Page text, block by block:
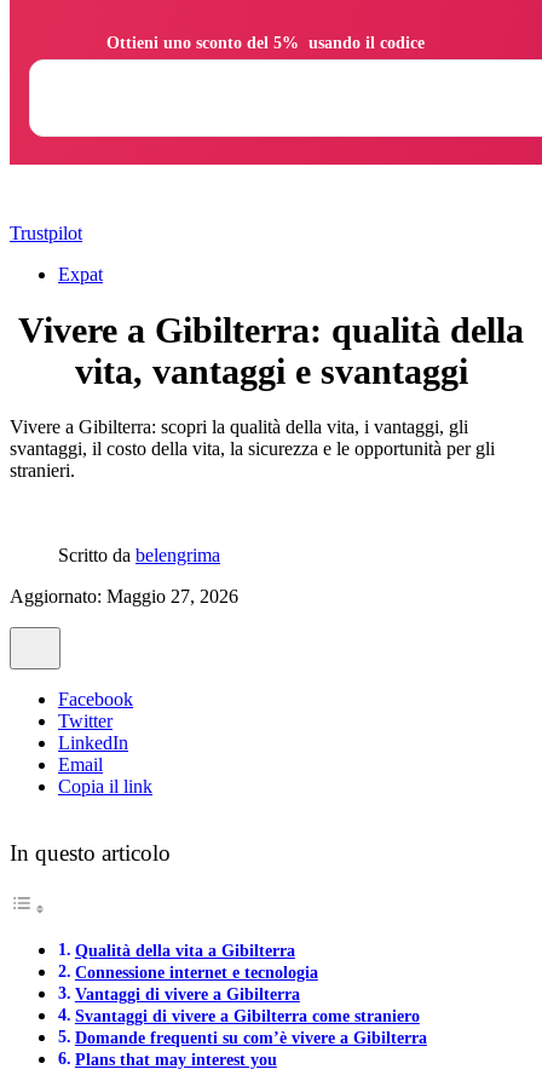
Trustpilot
Expat
Vivere a Gibilterra: qualità della
vita, vantaggi e svantaggi
Vivere a Gibilterra: scopri la qualità della vita, i vantaggi, gli
svantaggi, il costo della vita, la sicurezza e le opportunità per gli
stranieri.
Scritto da belengrima
Aggiornato: Maggio 27, 2026
Facebook
Twitter
LinkedIn
Email
Copia il link
In questo articolo
Qualità della vita a Gibilterra
Connessione internet e tecnologia
Vantaggi di vivere a Gibilterra
Svantaggi di vivere a Gibilterra come straniero
Domande frequenti su com’è vivere a Gibilterra
Plans that may interest you